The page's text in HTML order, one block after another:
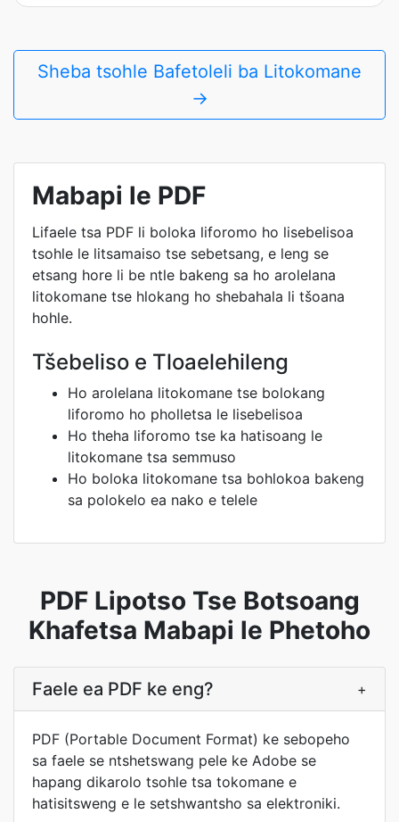
Sheba tsohle Bafetoleli ba Litokomane
→
Mabapi le PDF
Lifaele tsa PDF li boloka liforomo ho lisebelisoa
tsohle le litsamaiso tse sebetsang, e leng se
etsang hore li be ntle bakeng sa ho arolelana
litokomane tse hlokang ho shebahala li tšoana
hohle.
Tšebeliso e Tloaelehileng
Ho arolelana litokomane tse bolokang
liforomo ho pholletsa le lisebelisoa
Ho theha liforomo tse ka hatisoang le
litokomane tsa semmuso
Ho boloka litokomane tsa bohlokoa bakeng
sa polokelo ea nako e telele
PDF Lipotso Tse Botsoang
Khafetsa Mabapi le Phetoho
Faele ea PDF ke eng? +
PDF (Portable Document Format) ke sebopeho
sa faele se ntshetswang pele ke Adobe se
hapang dikarolo tsohle tsa tokomane e
hatisitsweng e le setshwantsho sa elektroniki.